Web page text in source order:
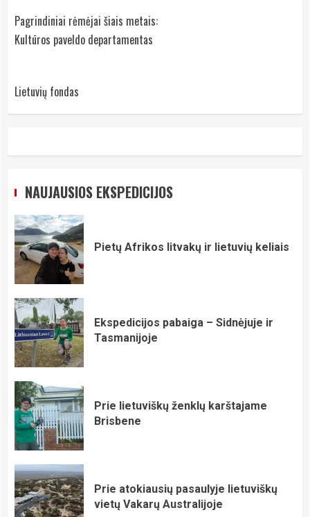
Pagrindiniai rėmėjai šiais metais:
Kultūros paveldo departamentas
Lietuvių fondas
NAUJAUSIOS EKSPEDICIJOS
Pietų Afrikos litvakų ir lietuvių keliais
Ekspedicijos pabaiga – Sidnėjuje ir
Tasmanijoje
Prie lietuviškų ženklų karštajame
Brisbene
Prie atokiausių pasaulyje lietuviškų
vietų Vakarų Australijoje